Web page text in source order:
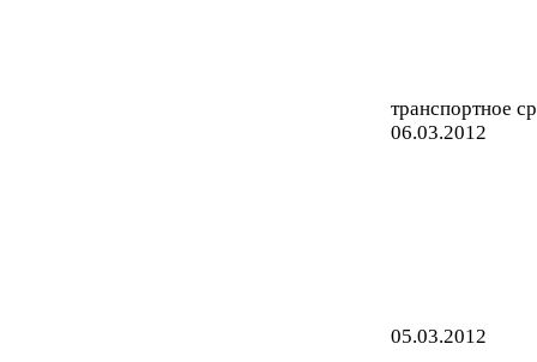
транспортное
06.03.2012
05.03.2012